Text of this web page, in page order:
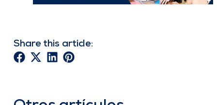
Share this article: